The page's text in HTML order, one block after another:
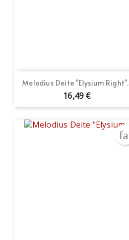
Melodius Deite "Elysium
16,49 €